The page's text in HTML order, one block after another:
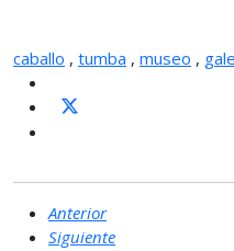
caballo , tumba , museo ,
Anterior
Siguiente